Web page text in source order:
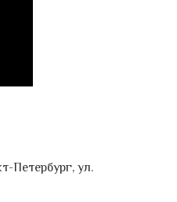
Петербург, ул.